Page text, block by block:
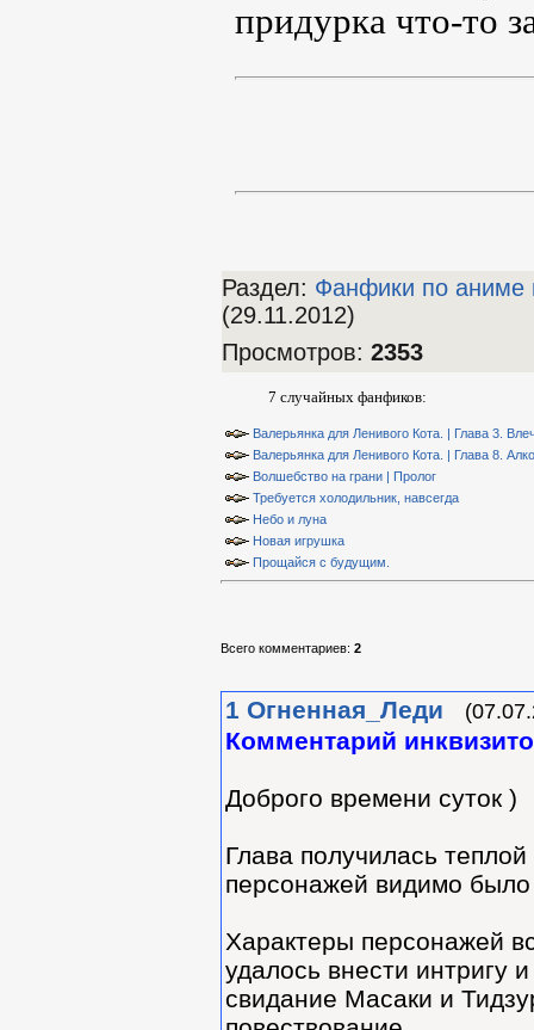
придурка что-то
Раздел: Фанфики по аниме
(29.11.2012)
Просмотров: 2353
7 случайных фанфиков:
Валерьянка для Ленивого Кота. | Глава 3.
Валерьянка для Ленивого Кота. | Глава 8.
Волшебство на грани | Пролог
Требуется холодильник, навсегда
Небо и луна
Новая игрушка
Прощайся с будущим.
Всего комментариев: 2
1 Огненная_Леди
Комментарий
Доброго времени суток )
Глава получилась
персонажей видимо
Характеры персонажей
удалось внести интригу
свидание Масаки и